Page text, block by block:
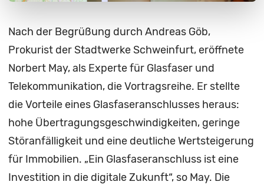
Nach der Begrüßung durch Andreas Göb,
Prokurist der Stadtwerke Schweinfurt, eröffnete
Norbert May, als Experte für Glasfaser und
Telekommunikation, die Vortragsreihe. Er stellte
die Vorteile eines Glasfaseranschlusses heraus:
hohe Übertragungsgeschwindigkeiten, geringe
Störanfälligkeit und eine deutliche Wertsteigerung
für Immobilien. „Ein Glasfaseranschluss ist eine
Investition in die digitale Zukunft“, so May. Die